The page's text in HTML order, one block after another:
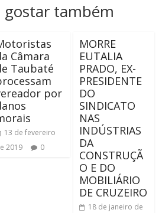
gostar também
Câmara
Taubaté
por
13 de fevereiro
2019
0
MORRE
EUTALIA
PRADO, EX-
PRESIDENTE
DO
SINDICATO
NAS
INDÚSTRIAS
DA
CONSTRUÇÃ
O E DO
MOBILIÁRIO
DE CRUZEIRO
18 de janeiro de